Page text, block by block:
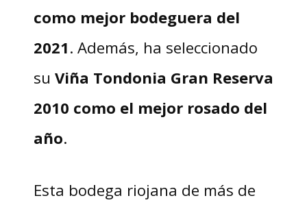
como mejor bodeguera del
2021. Además, ha seleccionado
su Viña Tondonia Gran Reserva
2010 como el mejor rosado del
año.
Esta bodega riojana de más de